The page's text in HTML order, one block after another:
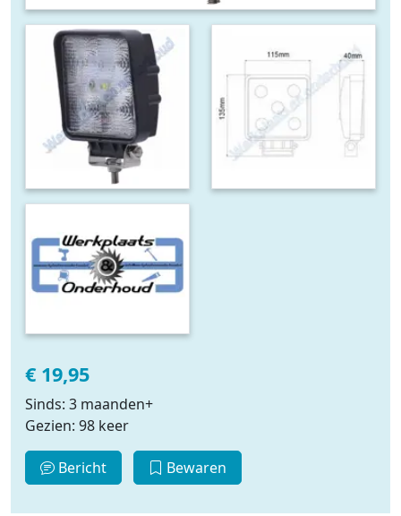
€ 19,95
Sinds: 3 maanden+
Gezien: 98 keer
Bericht Bewaren